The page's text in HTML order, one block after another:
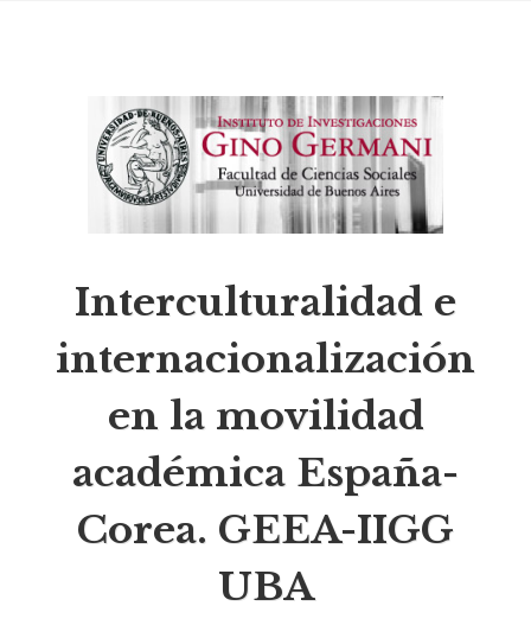
Interculturalidad e
internacionalización
en la movilidad
académica España-
Corea. GEEA-IIGG
UBA